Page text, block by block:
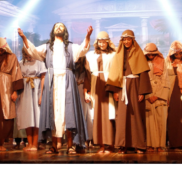
José Maria Toledo
é velado em
anos
PAT de Jaguariúna
dois mutirões de